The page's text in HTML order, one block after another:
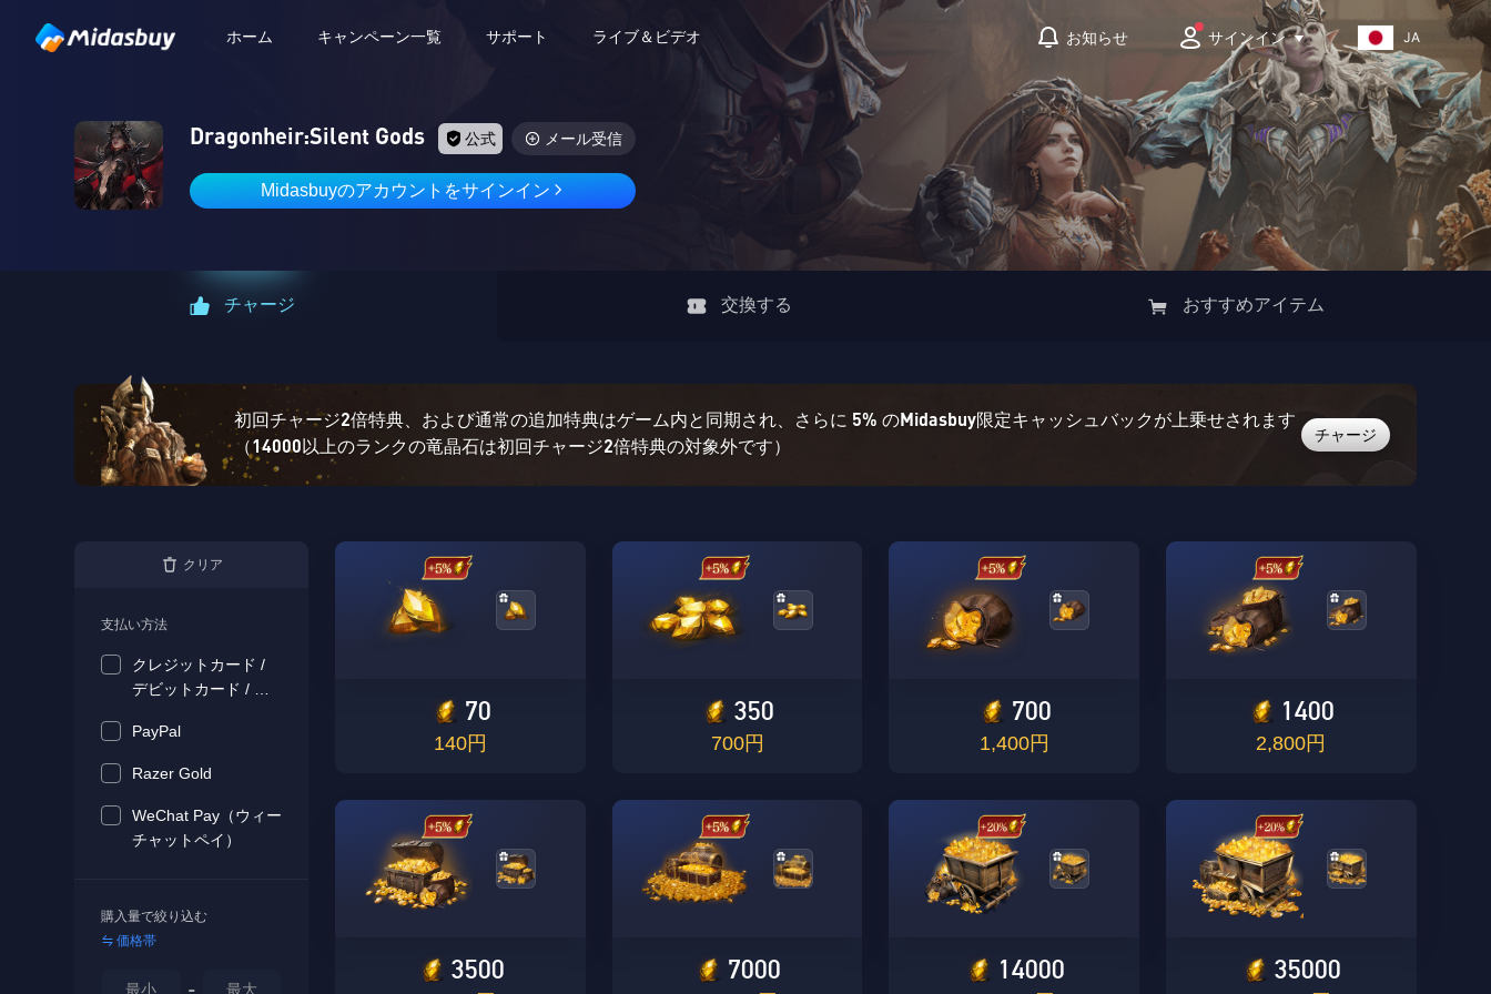
ホーム キャンペーン一覧 サポート ライブ＆ビデオ お知らせ サインイン JA
Dragonheir:Silent Gods 公式 メール受信
Midasbuyのアカウントをサインイン
報酬がゲーム内のバックパックに送信されました！
チャージ 交換する おすすめアイテム
初回チャージ2倍特典、および通常の追加特典はゲーム内と同期され、さらに 5% のMidasbuy限定キャッシュバックが上乗せされます
（14000以上のランクの竜晶石は初回チャージ2倍特典の対象外です）
チャージ
クリア
支払い方法
クレジットカード /
デビットカード / プ
PayPal
Razer Gold
WeChat Pay（ウィー
チャットペイ）
購入量で絞り込む
価格帯
-
70
140円
350
700円
700
1,400円
1400
2,800円
3500 7000 14000 35000
プレイヤー ID 確認
プレイヤーIDを再度ご確認ください。
VIPポイント
V1 ～ V8 で利用可能
ポイント。 初回チャージまたはクレジットカードチャージ